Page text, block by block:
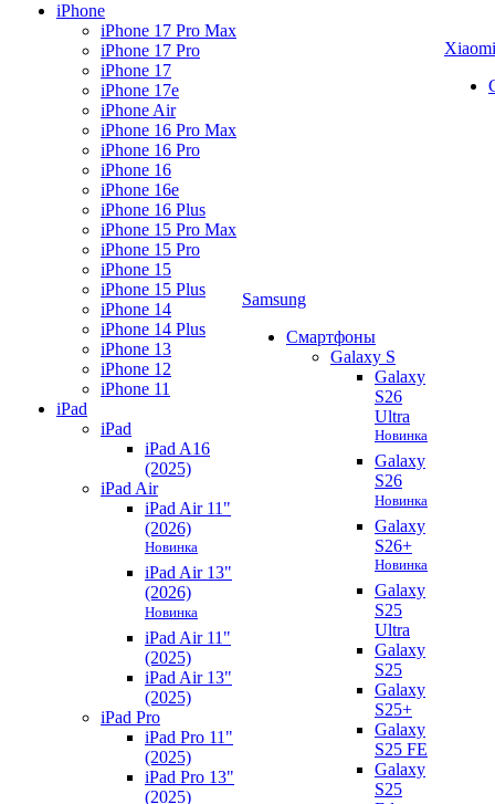
iPhone
iPhone 17 Pro Max
iPhone 17 Pro
iPhone 17
iPhone 17e
iPhone Air
iPhone 16 Pro Max
iPhone 16 Pro
iPhone 16
iPhone 16e
iPhone 16 Plus
iPhone 15 Pro Max
iPhone 15 Pro
iPhone 15
iPhone 15 Plus
iPhone 14
iPhone 14 Plus
iPhone 13
iPhone 12
iPhone 11
iPad
iPad
iPad A16
(2025)
iPad Air
iPad Air 11"
(2026)
Новинка
iPad Air 13"
(2026)
Новинка
iPad Air 11"
(2025)
iPad Air 13"
(2025)
iPad Pro
iPad Pro 11"
(2025)
iPad Pro 13"
(2025)
Samsung
Смартфоны
Galaxy S
Galaxy
S26
Ultra
Новинка
Galaxy
S26
Новинка
Galaxy
S26+
Новинка
Galaxy
S25
Ultra
Galaxy
S25
Galaxy
S25+
Galaxy
S25 FE
Galaxy
S25
Xiaomi